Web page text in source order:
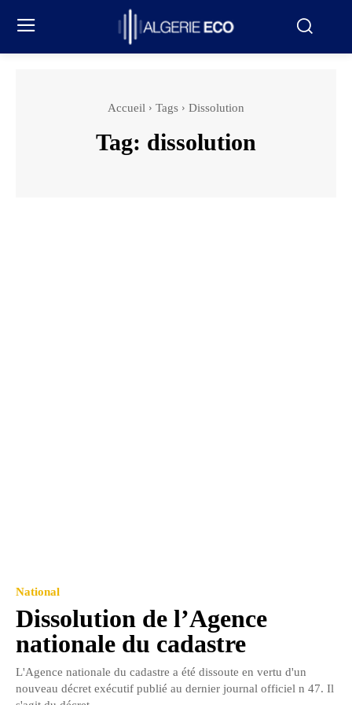
Accueil Tags Dissolution
Tag: dissolution
National
Dissolution de l’Agence
nationale du cadastre
L'Agence nationale du cadastre a été dissoute en vertu d'un
nouveau décret exécutif publié au dernier journal officiel n 47. Il